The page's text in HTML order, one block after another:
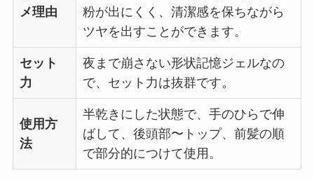
メ理由
粉が出にくく、清潔感を保ちながら
ツヤを出すことができます。
セット
力
夜まで崩さない形状記憶ジェルなの
で、セット力は抜群です。
使用方
法
半乾きにした状態で、手のひらで伸
ばして、後頭部〜トップ、前髪の順
で部分的につけて使用。